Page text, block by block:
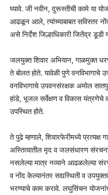
घ्यावे. जी नवीन, दुरूस्तीची कामे या
आढळून आले, त्यांच्याबाबत सविस्तर
असे निर्देश जिल्हाधिकारी जितेंद्र डूडी
जलयुक्त शिवार अभियान, गाळमुक्त
ते बोलत होते. यावेळी पुणे वनविभागाचे
वनविभागाचे उपवनसंरक्षक अमोल
हांडे, भूजल सर्वेक्षण व विकास यंत्रणेचे
उपस्थित होते.
ते पुढे म्हणाले, शिवारफेरीमध्ये
अस्तित्वातील मृद व जलसंधारण
नसलेल्या मात्र नव्याने आढळलेल्या
व नोंद केल्यानंतर सद्यस्थिती व
भरण्याचे काम करावे. लघुसिंचन